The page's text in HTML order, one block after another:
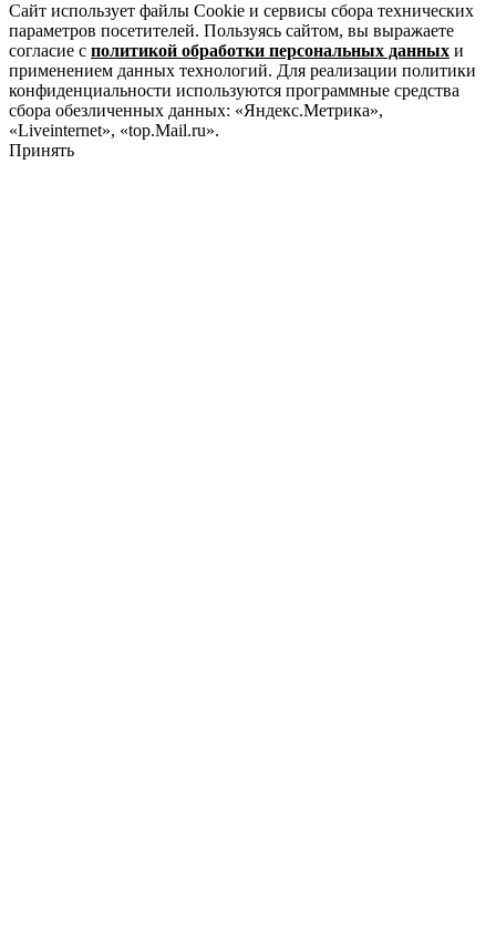
Сайт использует файлы Cookie и сервисы сбора технических
параметров посетителей. Пользуясь сайтом, вы выражаете
согласие с политикой обработки персональных данных и
применением данных технологий. Для реализации политики
конфиденциальности используются программные средства
сбора обезличенных данных: «Яндекс.Метрика»,
«Liveinternet», «top.Mail.ru».
Принять